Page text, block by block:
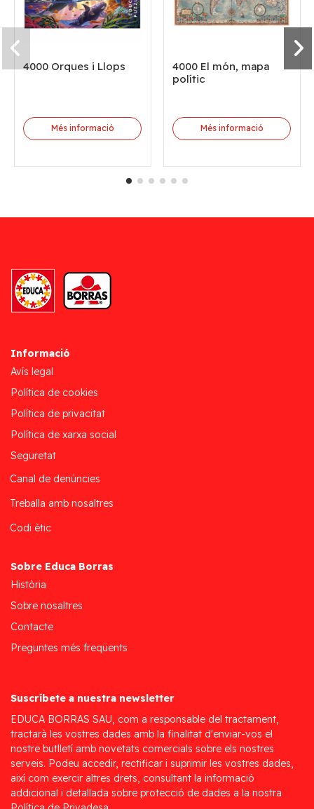
4000 Orques i Llops
Més informació
4000 El món, mapa
polític
Més informació
Informació
Avís legal
Política de cookies
Política de privacitat
Política de xarxa social
Seguretat
Canal de denúncies
Treballa amb nosaltres
Codi ètic
Sobre Educa Borras
Història
Sobre nosaltres
Contacte
Preguntes més freqüents
Suscríbete a nuestra newsletter
EDUCA BORRAS SAU, com a responsable del tractament,
tractarà les vostres dades amb la finalitat d'enviar-vos el
nostre butlletí amb novetats comercials sobre els nostres
serveis. Podeu accedir, rectificar i suprimir les vostres dades,
així com exercir altres drets, consultant la informació
addicional i detallada sobre protecció de dades a la nostra